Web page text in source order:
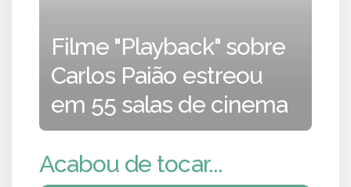
Filme "Playback" sobre
Carlos Paião estreou
em 55 salas de cinema
Acabou de tocar...